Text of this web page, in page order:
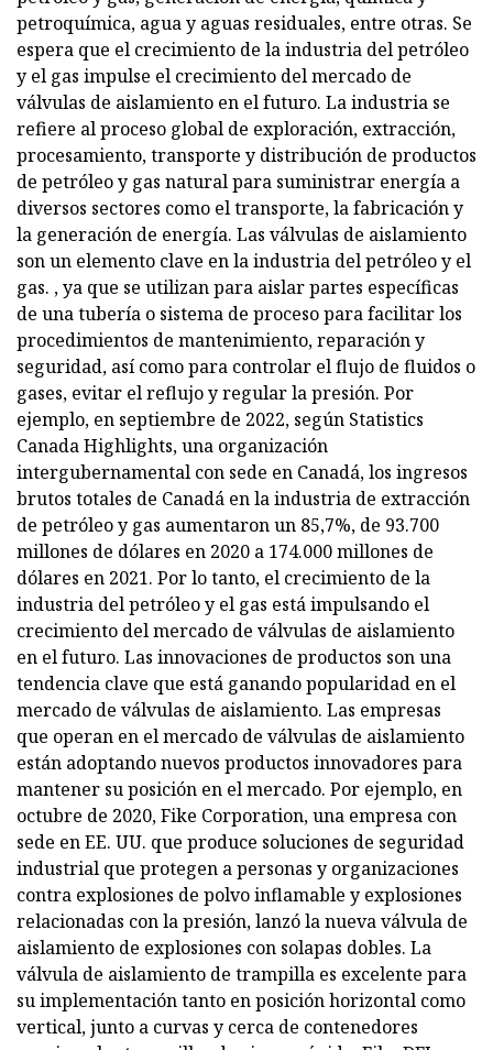
petroquímica, agua y aguas residuales, entre otras. Se
espera que el crecimiento de la industria del petróleo
y el gas impulse el crecimiento del mercado de
válvulas de aislamiento en el futuro. La industria se
refiere al proceso global de exploración, extracción,
procesamiento, transporte y distribución de productos
de petróleo y gas natural para suministrar energía a
diversos sectores como el transporte, la fabricación y
la generación de energía. Las válvulas de aislamiento
son un elemento clave en la industria del petróleo y el
gas. , ya que se utilizan para aislar partes específicas
de una tubería o sistema de proceso para facilitar los
procedimientos de mantenimiento, reparación y
seguridad, así como para controlar el flujo de fluidos o
gases, evitar el reflujo y regular la presión. Por
ejemplo, en septiembre de 2022, según Statistics
Canada Highlights, una organización
intergubernamental con sede en Canadá, los ingresos
brutos totales de Canadá en la industria de extracción
de petróleo y gas aumentaron un 85,7%, de 93.700
millones de dólares en 2020 a 174.000 millones de
dólares en 2021. Por lo tanto, el crecimiento de la
industria del petróleo y el gas está impulsando el
crecimiento del mercado de válvulas de aislamiento
en el futuro. Las innovaciones de productos son una
tendencia clave que está ganando popularidad en el
mercado de válvulas de aislamiento. Las empresas
que operan en el mercado de válvulas de aislamiento
están adoptando nuevos productos innovadores para
mantener su posición en el mercado. Por ejemplo, en
octubre de 2020, Fike Corporation, una empresa con
sede en EE. UU. que produce soluciones de seguridad
industrial que protegen a personas y organizaciones
contra explosiones de polvo inflamable y explosiones
relacionadas con la presión, lanzó la nueva válvula de
aislamiento de explosiones con solapas dobles. La
válvula de aislamiento de trampilla es excelente para
su implementación tanto en posición horizontal como
vertical, junto a curvas y cerca de contenedores